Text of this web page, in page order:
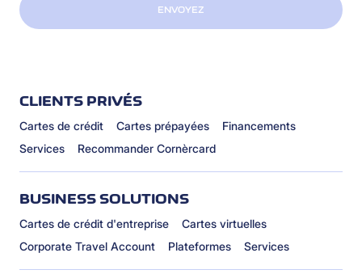
ENVOYEZ
CLIENTS PRIVÉS
Cartes de crédit Cartes prépayées
Financements
Services
Recommander Cornèrcard
BUSINESS SOLUTIONS
Cartes de crédit d'entreprise
Cartes virtuelles
Corporate Travel Account
Plateformes Services